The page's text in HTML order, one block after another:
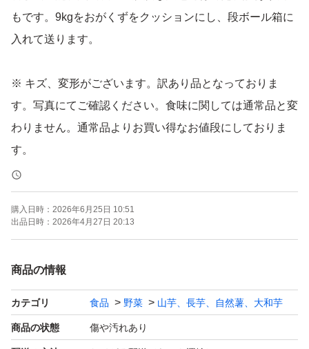
もです。9kgをおがくずをクッションにし、段ボール箱に
入れて送ります。
※ キズ、変形がございます。訳あり品となっておりま
す。写真にてご確認ください。食味に関しては通常品と変
わりません。通常品よりお買い得なお値段にしておりま
す。
※全国各地の業者とも取引きがあり、味には自信がありま
す。
※写真は一例です。イメージとしてご理解ください。
購入日時： 2026年6月25日 10:51
出品日時： 2026年4月27日 20:13
商品の情報
カテゴリ 食品 野菜 山芋、長芋、自然薯、大和芋
商品の状態 傷や汚れあり